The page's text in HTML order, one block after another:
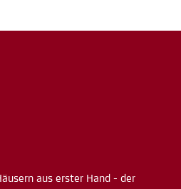
aus erster Hand - der